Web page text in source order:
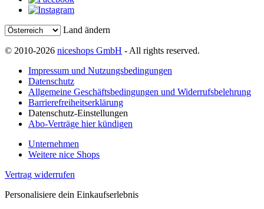
Land ändern
© 2010-2026 niceshops GmbH - All rights reserved.
Impressum und Nutzungsbedingungen
Datenschutz
Allgemeine Geschäftsbedingungen und Widerrufsbelehrung
Barrierefreiheitserklärung
Datenschutz-Einstellungen
Abo-Verträge hier kündigen
Unternehmen
Weitere nice Shops
Vertrag widerrufen
Personalisiere dein Einkaufserlebnis